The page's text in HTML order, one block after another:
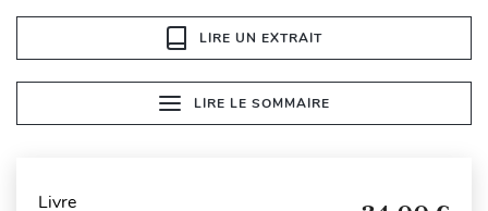
LIRE UN EXTRAIT
LIRE LE SOMMAIRE
Livre